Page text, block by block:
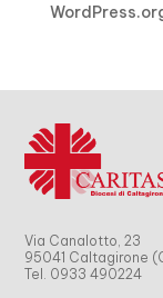
Via Canalotto, 23
95041 Caltagirone
Tel. 0933 490224